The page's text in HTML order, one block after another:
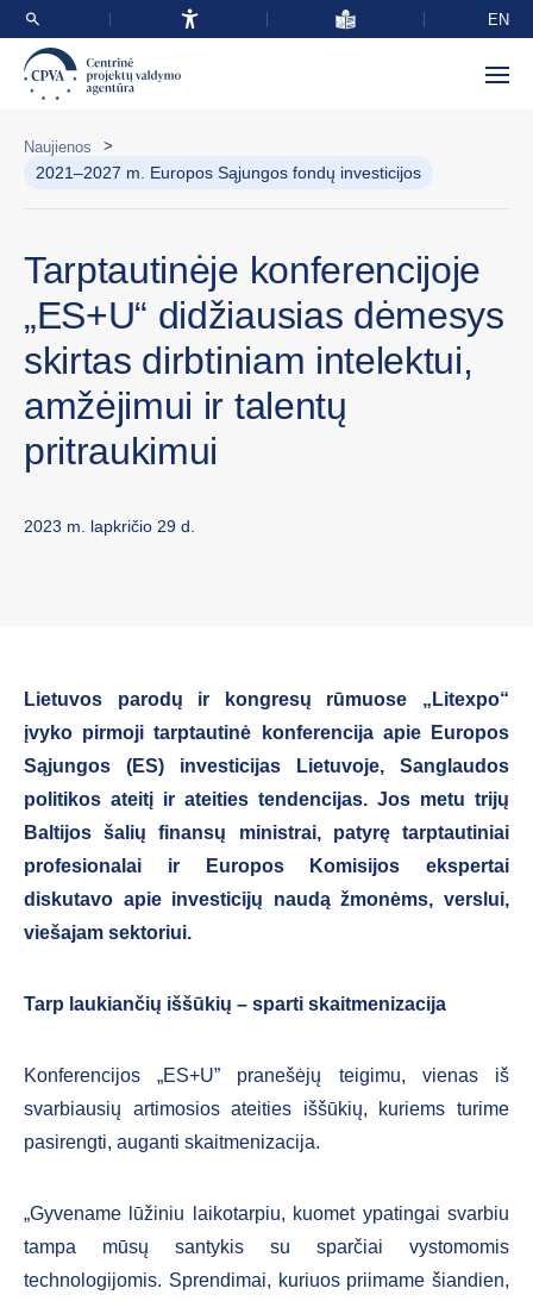
EN
Naujienos >
2021–2027 m. Europos Sąjungos fondų investicijos
Tarptautinėje konferencijoje
„ES+U“ didžiausias dėmesys
skirtas dirbtiniam intelektui,
amžėjimui ir talentų
pritraukimui
2023 m. lapkričio 29 d.
Lietuvos parodų ir kongresų rūmuose „Litexpo“
įvyko pirmoji tarptautinė konferencija apie Europos
Sąjungos (ES) investicijas Lietuvoje, Sanglaudos
politikos ateitį ir ateities tendencijas. Jos metu trijų
Baltijos šalių finansų ministrai, patyrę tarptautiniai
profesionalai ir Europos Komisijos ekspertai
diskutavo apie investicijų naudą žmonėms, verslui,
viešajam sektoriui.
Tarp laukiančių iššūkių – sparti skaitmenizacija
Konferencijos „ES+U” pranešėjų teigimu, vienas iš
svarbiausių artimosios ateities iššūkių, kuriems turime
pasirengti, auganti skaitmenizacija.
„Gyvename lūžiniu laikotarpiu, kuomet ypatingai svarbiu
tampa mūsų santykis su sparčiai vystomomis
technologijomis. Sprendimai, kuriuos priimame šiandien,